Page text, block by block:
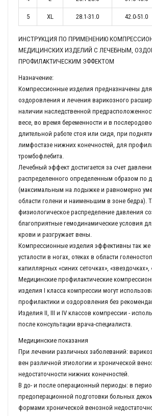
5 XL 28.1-31.0 42.0-51.0
ИНСТРУКЦИЯ ПО ПРИМЕНЕНИЮ
МЕДИЦИНСКИХ ИЗДЕЛИЙ С ЛЕЧЕБНЫМ,
ПРОФИЛАКТИЧЕСКИМ ЭФФЕКТОМ
Назначение:
Компрессионные изделия предназначены
оздоровления и лечения варикозного
наличии наследственной
весе, во время беременности и в
длительной работе стоя или сидя, при
лимфостазе нижних конечностей, для
тромбофлебита.
Лечебный эффект достигается за счет
распределенного определенным образом по
(максимальным на лодыжке и равномерно
области голени и наименьшим в зоне бедра).
физиологическое распределение давления
благоприятные гемодинамические условия
крови и разгружает вены.
Компрессионные изделия эффективны так же
усталости в ногах, отеках в области
капиллярных «синих сеточках», «звездочках»,
Медицинские профилактические
изделия I класса компрессии могут
профилактики и оздоровления без
Изделия II, III и IV классов компрессии -
после консультации врача-специалиста.
Медицинские показания
При лечении различных заболеваний:
вен различной этиологии и хронической
недостаточности нижних конечностей.
В до- и после операционный периоды: в
предоперационной подготовки больных
формами хронической венозной